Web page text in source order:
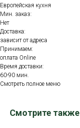
Европейская кухня
Мин. заказ:
Нет
Доставка:
зависит от адреса
Принимаем:
оплата Online
Время доставки:
60-90 мин.
Смотреть полное меню
Смотрите также